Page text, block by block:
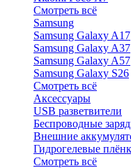
Смотреть всё
Samsung
Samsung Galaxy A17
Samsung Galaxy A37
Samsung Galaxy A57
Samsung Galaxy S26
Смотреть всё
Аксессуары
USB разветвители
Беспроводные
Внешние
Гидрогелевые
Смотреть всё